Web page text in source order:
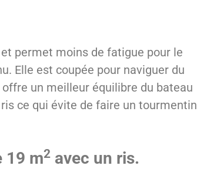
permet moins de fatigue pour le
Elle est coupée pour naviguer du
un meilleur équilibre du bateau
ce qui évite de faire un tourmentin
19 m2 avec un ris.